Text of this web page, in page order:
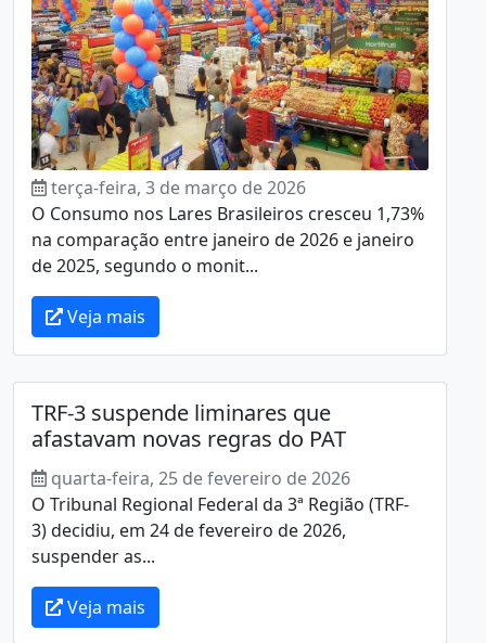
terça-feira, 3 de março de 2026
O Consumo nos Lares Brasileiros cresceu 1,73%
na comparação entre janeiro de 2026 e janeiro
de 2025, segundo o monit...
Veja mais
TRF-3 suspende liminares que
afastavam novas regras do PAT
quarta-feira, 25 de fevereiro de 2026
O Tribunal Regional Federal da 3ª Região (TRF-
3) decidiu, em 24 de fevereiro de 2026,
suspender as...
Veja mais